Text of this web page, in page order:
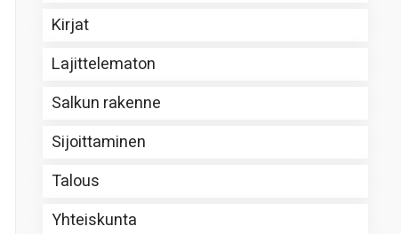
Kirjat
Lajittelematon
Salkun rakenne
Sijoittaminen
Talous
Yhteiskunta